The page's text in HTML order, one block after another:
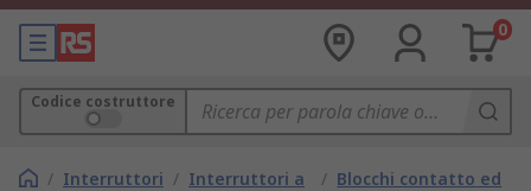
0
Codice costruttore
/ Interruttori / Interruttori a
/ Blocchi contatto ed